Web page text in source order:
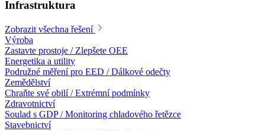
Infrastruktura
Zobrazit všechna řešení
Výroba
Zastavte prostoje / Zlepšete OEE
Energetika a utility
Podružné měření pro EED / Dálkové odečty
Zemědělství
Chraňte své obilí / Extrémní podmínky
Zdravotnictví
Soulad s GDP / Monitoring chladového řetězce
Stavebnictví